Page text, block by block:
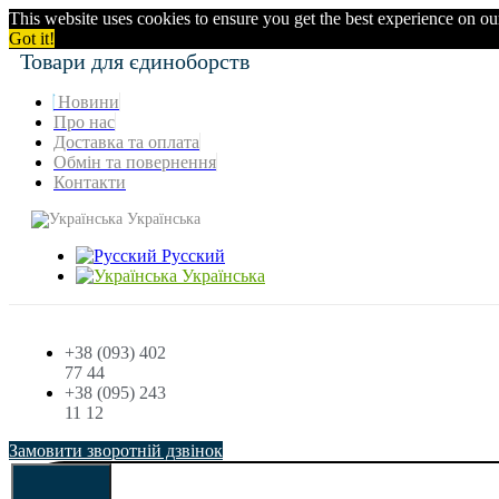
This website uses cookies to ensure you get the best experience on
Got it!
Товари для єдиноборств
Новини
Про нас
Доставка та оплата
Обмін та повернення
Контакти
Українська
Русский
Українська
+38 (093) 402
77 44
+38 (095) 243
11 12
Замовити зворотній дзвінок